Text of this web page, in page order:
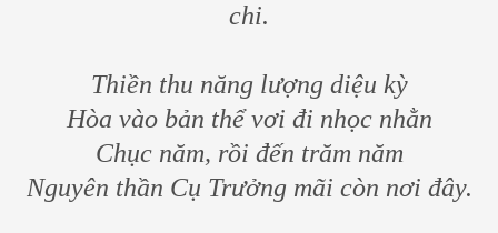
chi.
Thiền thu năng lượng diệu kỳ
Hòa vào bản thể vơi đi nhọc nhằn
Chục năm, rồi đến trăm năm
Nguyên thần Cụ Trưởng mãi còn nơi đây.